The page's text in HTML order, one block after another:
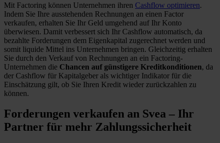
Mit Factoring können Unternehmen ihren Cashflow optimieren.
Indem Sie Ihre ausstehenden Rechnungen an einen Factor
verkaufen, erhalten Sie Ihr Geld umgehend auf Ihr Konto
überwiesen. Damit verbessert sich Ihr Cashflow automatisch, da
bezahlte Forderungen dem Eigenkapital zugerechnet werden und
somit liquide Mittel ins Unternehmen bringen. Gleichzeitig erhalten
Sie durch den Verkauf von Rechnungen an ein Factoring-
Unternehmen die Chancen auf günstigere Kreditkonditionen, da
der Cashflow für Kapitalgeber als wichtiger Indikator für die
Einschätzung gilt, ob Sie Ihren Kredit wieder zurückzahlen zu
können.
Forderungen verkaufen an Svea – Ihr
Partner für mehr Zahlungssicherheit